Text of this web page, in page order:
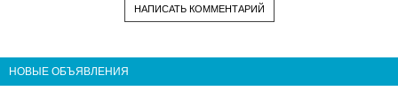
НАПИСАТЬ КОММЕНТАРИЙ
НОВЫЕ ОБЪЯВЛЕНИЯ